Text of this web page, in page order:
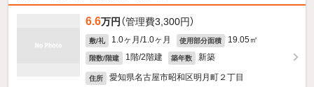
6.6万円 （管理費3,300円）
敷/礼 1.0ヶ月/1.0ヶ月 使用部分面積 19.05㎡
階数/階建 1階/2階建 築年数 新築
住所 愛知県名古屋市昭和区明月町２丁目